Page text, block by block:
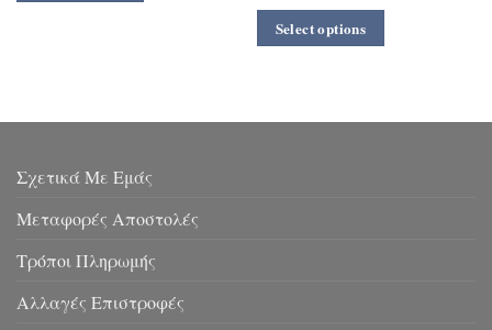
Select options
Σχετικά Με Εμάς
Μεταφορές Αποστολές
Τρόποι Πληρωμής
Αλλαγές Επιστροφές